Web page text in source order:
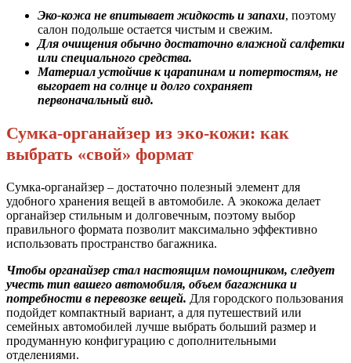
Эко-кожа не впитывает жидкость и запахи, поэтому
салон подольше остается чистым и свежим.
Для очищения обычно достаточно влажной салфетки
или специального средства.
Материал устойчив к царапинам и потертостям, не
выгорает на солнце и долго сохраняет
первоначальный вид.
Сумка-органайзер из эко-кожи: как
выбрать «свой» формат
Сумка-органайзер – достаточно полезный элемент для
удобного хранения вещей в автомобиле. А экокожа делает
органайзер стильным и долговечным, поэтому выбор
правильного формата позволит максимально эффективно
использовать пространство багажника.
Чтобы органайзер стал настоящим помощником, следует
учесть тип вашего автомобиля, объем багажника и
потребности в перевозке вещей. Для городского пользования
подойдет компактный вариант, а для путешествий или
семейных автомобилей лучше выбрать больший размер и
продуманную конфигурацию с дополнительными
отделениями.